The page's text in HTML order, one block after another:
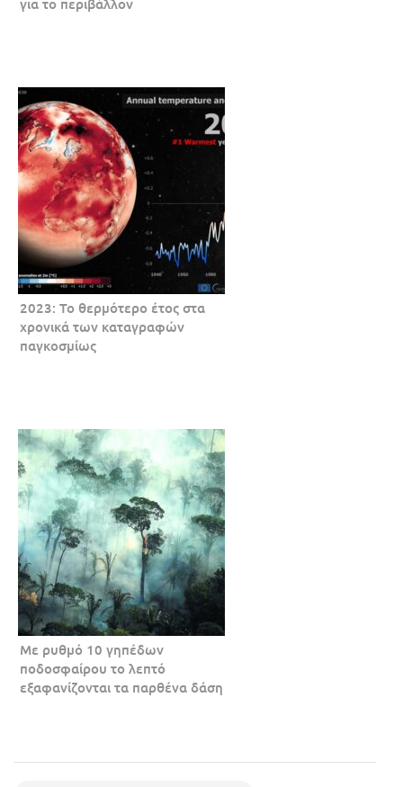
για το περιβάλλον
2023: Το θερμότερο έτος στα
χρονικά των καταγραφών
παγκοσμίως
Με ρυθμό 10 γηπέδων
ποδοσφαίρου το λεπτό
εξαφανίζονται τα παρθένα δάση